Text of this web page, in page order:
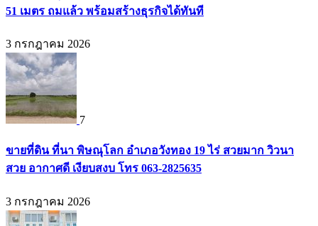
51 เมตร ถมแล้ว พร้อมสร้างธุรกิจได้ทันที
3 กรกฎาคม 2026
7
ขายที่ดิน ที่นา พิษณุโลก อำเภอวังทอง 19 ไร่ สวยมาก วิวนา
สวย อากาศดี เงียบสงบ โทร 063-2825635
3 กรกฎาคม 2026